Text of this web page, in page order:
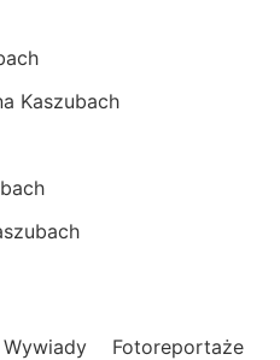
Kaszubach
Wywiady
Fotoreportaże